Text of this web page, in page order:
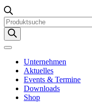
Products
search
Unternehmen
Aktuelles
Events & Termine
Downloads
Shop